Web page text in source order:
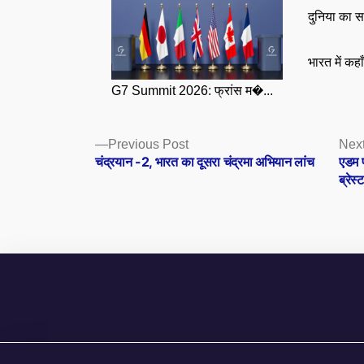
G7 Summit 2026: फ्रांस म�...
दुनिया का
भारत में
Posts
navigation
Previous PostPrevious
post:
चंद्रयान -2, भारत का दूसरा चंद्रमा अभियान लांच
एडम